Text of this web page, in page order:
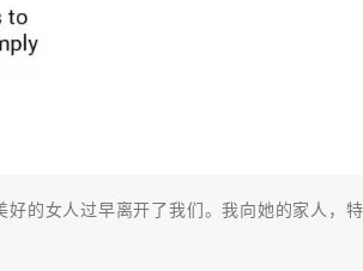
的女人过早离开了我们。我向她的家人，